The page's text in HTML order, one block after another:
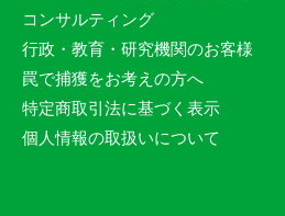
コンサルティング
行政・教育・研究機関のお客様
罠で捕獲をお考えの方へ
特定商取引法に基づく表示
個人情報の取扱いについて